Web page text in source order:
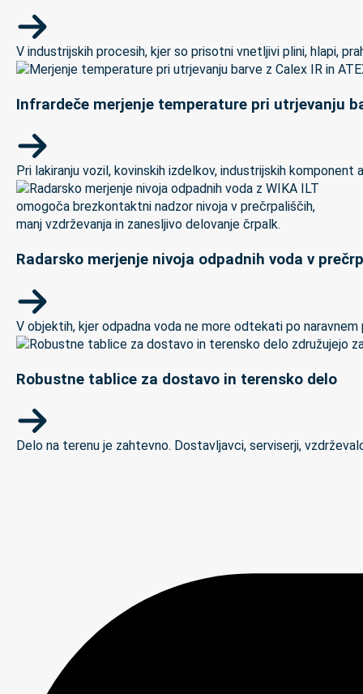
V industrijskih procesih, kjer so prisotni vnetljivi plini, hlapi,
Infrardeče merjenje temperature pri utrjevanju
Pri lakiranju vozil, kovinskih izdelkov, industrijskih
Radarsko merjenje nivoja odpadnih voda v
V objektih, kjer odpadna voda ne more odtekati po
Robustne tablice za dostavo in terensko delo
Delo na terenu je zahtevno. Dostavljavci, serviserji,